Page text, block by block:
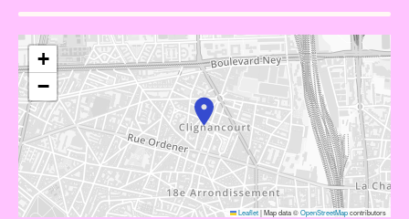
+
−
Leaflet|Map data ©OpenStreetMapcontributors